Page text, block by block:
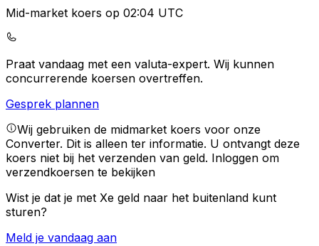
Mid-market koers op 02:04 UTC
Praat vandaag met een valuta-expert. Wij kunnen
concurrerende koersen overtreffen.
Gesprek plannen
Wij gebruiken de midmarket koers voor onze
Converter. Dit is alleen ter informatie. U ontvangt deze
koers niet bij het verzenden van geld. Inloggen om
verzendkoersen te bekijken
Wist je dat je met Xe geld naar het buitenland kunt
sturen?
Meld je vandaag aan